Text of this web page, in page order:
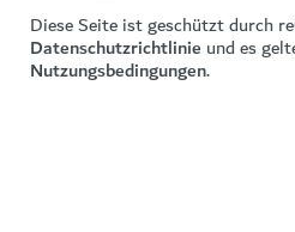
Diese Seite ist geschützt durch
Datenschutzrichtlinie und es
Nutzungsbedingungen.